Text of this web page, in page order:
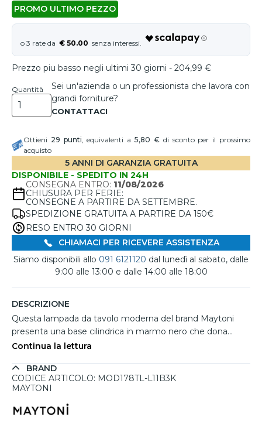
PROMO ULTIMO PEZZO
€ 50.00
Prezzo piu basso negli ultimi 30 giorni - 204,99 €
Quantità
Sei un'azienda o un professionista che lavora con
grandi forniture?
Ottieni 29 punti, equivalenti a5,80 €di sconto per il prossimo
acquisto
5 ANNI DI GARANZIA GRATUITA
DISPONIBILE - SPEDITO IN 24H
CONSEGNA ENTRO: 11/08/2026
CHIUSURA PER FERIE:
CONSEGNE A PARTIRE DA SETTEMBRE.
SPEDIZIONE GRATUITA A PARTIRE DA 150€
RESO ENTRO 30 GIORNI
CHIAMACI PER RICEVERE ASSISTENZA
Siamo disponibili allo 091 6121120 dal lunedì al sabato, dalle
9:00 alle 13:00 e dalle 14:00 alle 18:00
DESCRIZIONE
Questa lampada da tavolo moderna del brand Maytoni
presenta una base cilindrica in marmo nero che dona
stabilità e un tocco raffinato, mentre la struttura in metallo
design geometrico bilanciato permette alla luce di
diffondersi in modo uniforme, creando un’atmosfera calda
lampada unisce funzionalità ed eleganza contemporanea.
Continua la lettura
BRAND
CODICE ARTICOLO: MOD178TL-L11B3K
MAYTONI